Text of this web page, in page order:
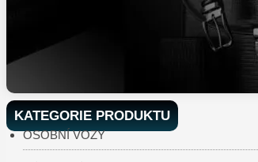
KATEGORIE PRODUKTU
OSOBNÍ VOZY